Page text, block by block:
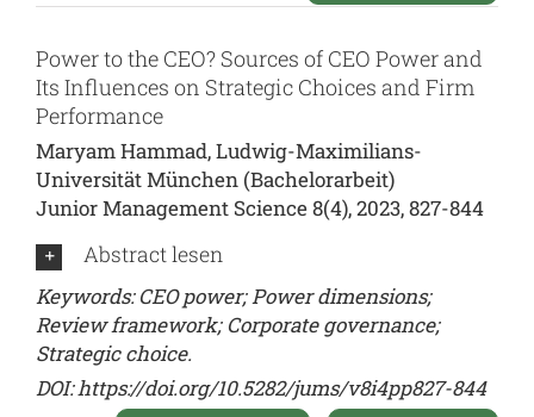
Power to the CEO? Sources of CEO Power and
Its Influences on Strategic Choices and Firm
Performance
Maryam Hammad, Ludwig-Maximilians-
Universität München (Bachelorarbeit)
Junior Management Science 8(4), 2023, 827-844
Abstract lesen
Keywords: CEO power; Power dimensions;
Review framework; Corporate governance;
Strategic choice.
DOI:https://doi.org/10.5282/jums/v8i4pp827-844